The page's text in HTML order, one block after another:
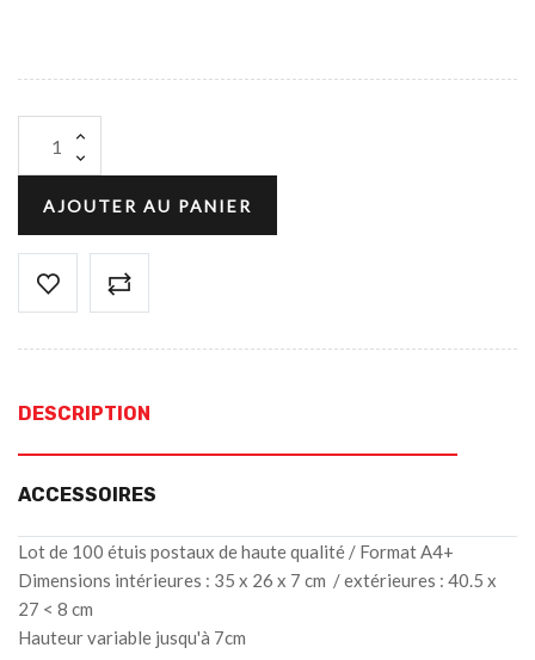
AJOUTER AU PANIER
DESCRIPTION
ACCESSOIRES
Lot de 100 étuis postaux de haute qualité / Format A4+
Dimensions intérieures : 35 x 26 x 7 cm / extérieures : 40.5 x
27 < 8 cm
Hauteur variable jusqu'à 7cm